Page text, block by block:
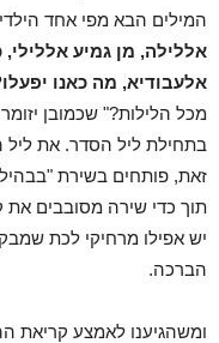
המילים הבא מפי אחד
אללילה, מן גמיע אללילי,
אלעבודיא, מה כאנו יפעלו
מכל הלילות?" שכמובן
בתחילת ליל הסדר. את
זאת, פותחים בשירת
תוך כדי שירה מסובבים את
יש אפילו מרחיקי לכת
הברכה.
ומשהגיענו לאמצע קריאת